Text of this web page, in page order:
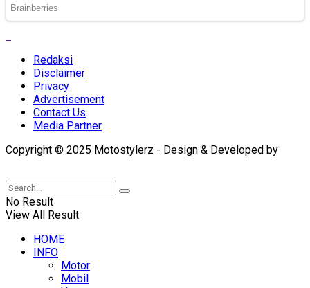
Redaksi
Disclaimer
Privacy
Advertisement
Contact Us
Media Partner
Copyright © 2025 Motostylerz - Design & Developed by
No Result
View All Result
HOME
INFO
Motor
Mobil